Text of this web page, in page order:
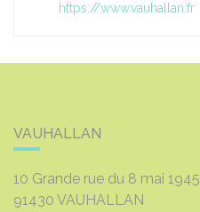
https://www.vauhallan.fr
VAUHALLAN
10 Grande rue du 8 mai 1945
91430 VAUHALLAN